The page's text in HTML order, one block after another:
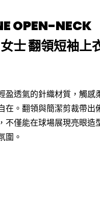
OPEN-NECK
士 翻領短袖上
盈透氣的針織材質，觸感
在。翻領與簡潔剪裁帶出
不僅能在球場展現亮眼造
圍。